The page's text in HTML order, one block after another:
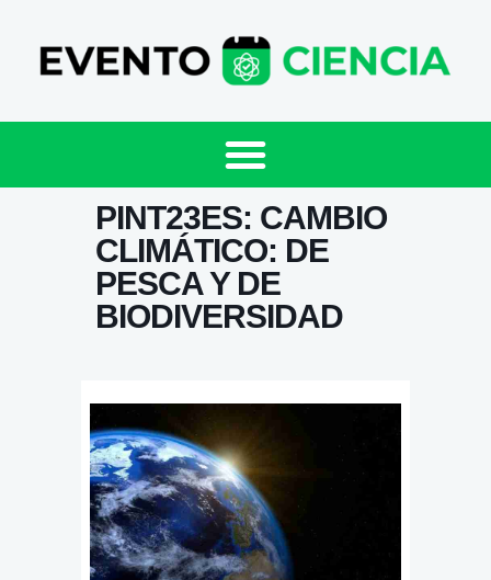
PINT23ES: CAMBIO
CLIMÁTICO: DE
PESCA Y DE
BIODIVERSIDAD